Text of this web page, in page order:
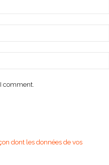
comment.
dont les données de vos